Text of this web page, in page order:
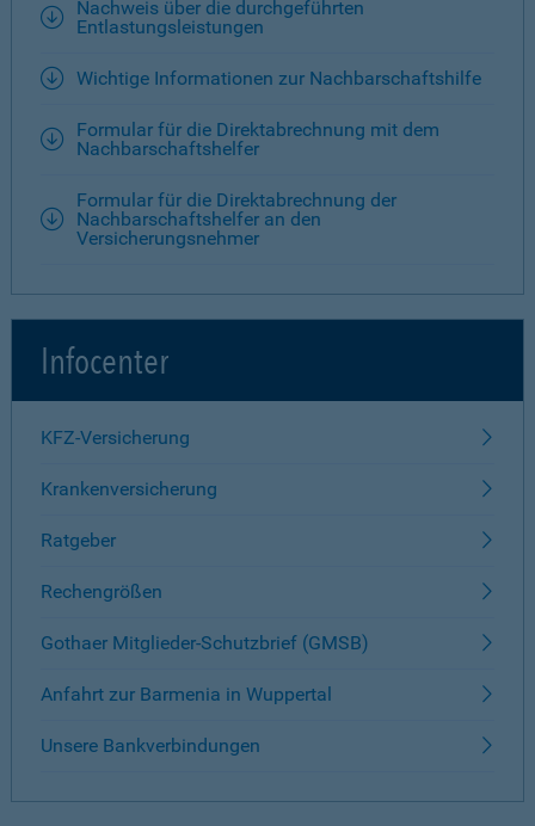
Nachweis über die durchgeführten
Entlastungsleistungen
Wichtige Informationen zur Nachbarschaftshilfe
Formular für die Direktabrechnung mit dem
Nachbarschaftshelfer
Formular für die Direktabrechnung der
Nachbarschaftshelfer an den
Versicherungsnehmer
Infocenter
KFZ-Versicherung
Krankenversicherung
Ratgeber
Rechengrößen
Gothaer Mitglieder-Schutzbrief (GMSB)
Anfahrt zur Barmenia in Wuppertal
Unsere Bankverbindungen